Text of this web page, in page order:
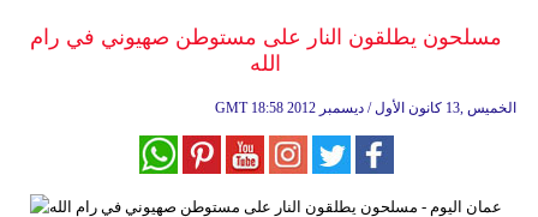
وموسيقى
مسلحون يطلقون النار على مستوطن صهيوني في رام
الله
GMT 18:58 2012 الخميس ,13 كانون الأول / ديسمبر